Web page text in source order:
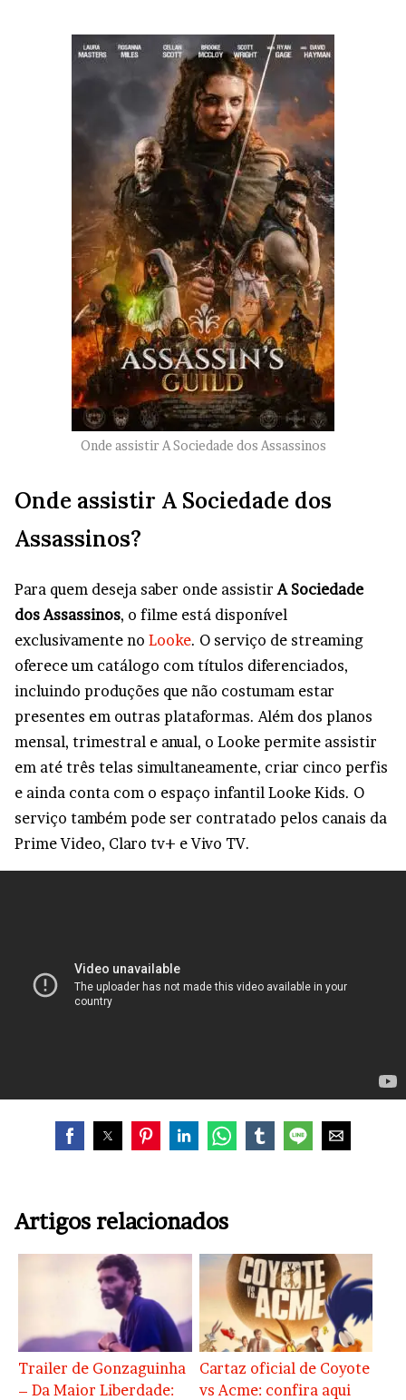
Onde assistir A Sociedade dos Assassinos
Onde assistir A Sociedade dos
Assassinos?
Para quem deseja saber onde assistir A Sociedade
dos Assassinos, o filme está disponível
exclusivamente no Looke. O serviço de streaming
oferece um catálogo com títulos diferenciados,
incluindo produções que não costumam estar
presentes em outras plataformas. Além dos planos
mensal, trimestral e anual, o Looke permite assistir
em até três telas simultaneamente, criar cinco perfis
e ainda conta com o espaço infantil Looke Kids. O
serviço também pode ser contratado pelos canais da
Prime Video, Claro tv+ e Vivo TV.
Artigos relacionados
Trailer de Gonzaguinha
– Da Maior Liberdade:
Cartaz oficial de Coyote
vs Acme: confira aqui